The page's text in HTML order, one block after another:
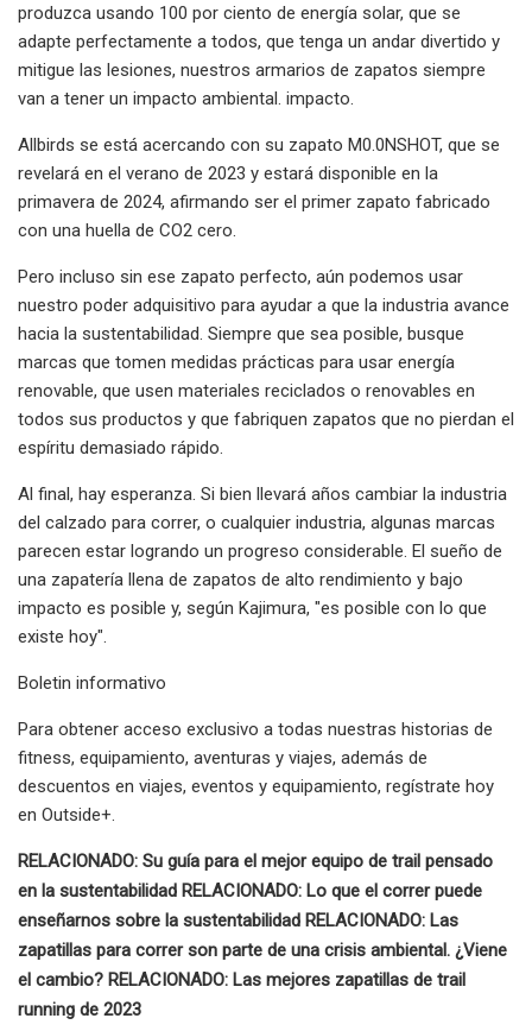
produzca usando 100 por ciento de energía solar, que se
adapte perfectamente a todos, que tenga un andar divertido y
mitigue las lesiones, nuestros armarios de zapatos siempre
van a tener un impacto ambiental. impacto.
Allbirds se está acercando con su zapato M0.0NSHOT, que se
revelará en el verano de 2023 y estará disponible en la
primavera de 2024, afirmando ser el primer zapato fabricado
con una huella de CO2 cero.
Pero incluso sin ese zapato perfecto, aún podemos usar
nuestro poder adquisitivo para ayudar a que la industria avance
hacia la sustentabilidad. Siempre que sea posible, busque
marcas que tomen medidas prácticas para usar energía
renovable, que usen materiales reciclados o renovables en
todos sus productos y que fabriquen zapatos que no pierdan el
espíritu demasiado rápido.
Al final, hay esperanza. Si bien llevará años cambiar la industria
del calzado para correr, o cualquier industria, algunas marcas
parecen estar logrando un progreso considerable. El sueño de
una zapatería llena de zapatos de alto rendimiento y bajo
impacto es posible y, según Kajimura, "es posible con lo que
existe hoy".
Boletin informativo
Para obtener acceso exclusivo a todas nuestras historias de
fitness, equipamiento, aventuras y viajes, además de
descuentos en viajes, eventos y equipamiento, regístrate hoy
en Outside+.
RELACIONADO: Su guía para el mejor equipo de trail pensado
en la sustentabilidad RELACIONADO: Lo que el correr puede
enseñarnos sobre la sustentabilidad RELACIONADO: Las
zapatillas para correr son parte de una crisis ambiental. ¿Viene
el cambio? RELACIONADO: Las mejores zapatillas de trail
running de 2023